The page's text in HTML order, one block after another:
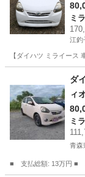
ミ
江釣
【ダイハツ ミライース
江
ダ
ィ
ミ
青森
■ 支払総額: 13万円 ■